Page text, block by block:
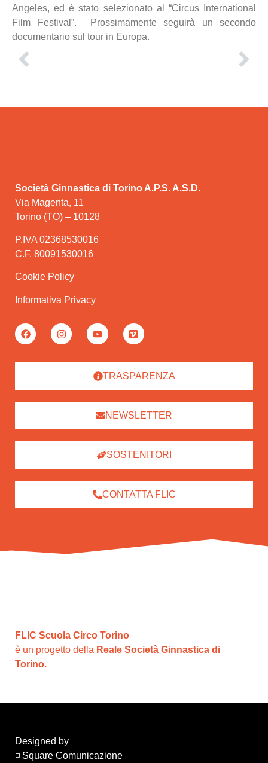
Angeles, ed è stato selezionato al “Circus International
Film Festival”. Prossimamente seguirà un secondo
documentario sul tour in Europa.
Società Ginnastica di Torino A.P.S. A.S.D.
Via Magenta, 11
Torino (TO) – 10128
P.IVA 02368530016
C.F. 80091530016
Cookie Policy
Informativa Privacy
TRASPARENZA
NEWSLETTER
SOSTENITORI
CONTATTA FLIC
FLIC Scuola Circo Torino
è un progetto della Reale Società Ginnastica di
Torino.
Designed by
◽ Square Comunicazione